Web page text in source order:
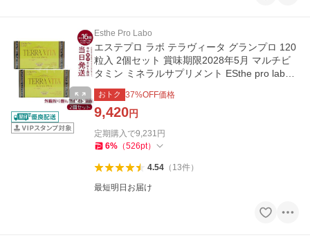
Esthe Pro Labo
エステプロ ラボ テラヴィータ グランプロ 120
粒入 2個セット 賞味期限2028年5月 マルチビ
タミン ミネラルサプリメント ESthe pro labo
メール便
おトク 37%OFF価格
9,420円
定期購入で9,231 円
6% （526pt）
4.54（ 13件）
最短明日お届け